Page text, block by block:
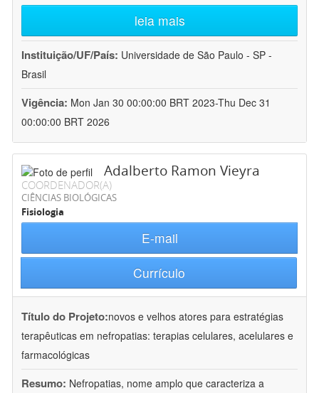
leia mais
Instituição/UF/País: Universidade de São Paulo - SP -
Brasil
Vigência: Mon Jan 30 00:00:00 BRT 2023-Thu Dec 31
00:00:00 BRT 2026
Adalberto Ramon Vieyra
COORDENADOR(A)
CIÊNCIAS BIOLÓGICAS
Fisiologia
E-mail
Currículo
Título do Projeto:novos e velhos atores para estratégias
terapêuticas em nefropatias: terapias celulares, acelulares e
farmacológicas
Resumo: Nefropatias, nome amplo que caracteriza a